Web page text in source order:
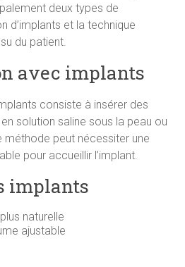
deux types de
d’implants et la technique
du patient.
avec implants
consiste à insérer des
solution saline sous la peau ou
peut nécessiter une
pour accueillir l’implant.
implants
naturelle
ajustable